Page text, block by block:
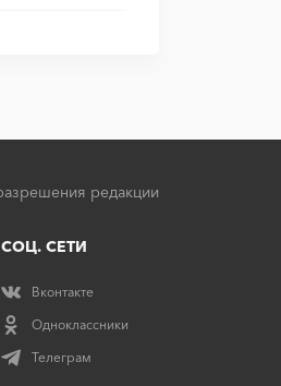
редакции
СОЦ. СЕТИ
Вконтакте
Одноклассники
Телеграм